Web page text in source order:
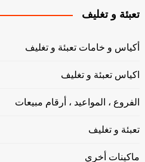
تعبئة و تغليف
أكياس و خامات تعبئة و تغليف
اكياس تعبئة و تغليف
الفروع ، المواعيد ، أرقام مبيعات
تعبئة و تغليف
ماكينات أخري